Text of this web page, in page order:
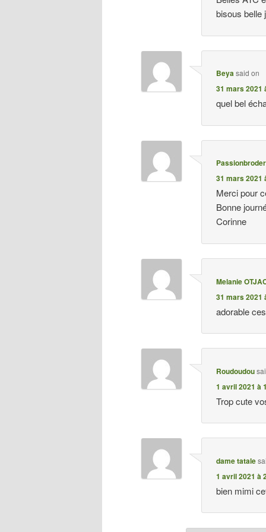
bisous belle
Beyasaid on
31 mars 2021
quel bel
31 mars 2021
Merci pour
Bonne
Corinne
Melanie
31 mars 2021
adorable
Roudoudou
1 avril 2021 à
Trop cute
dame tatale
1 avril 2021 à
bien mimi